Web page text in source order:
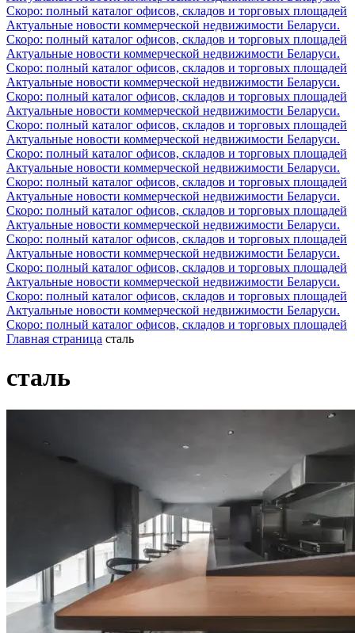
Скоро: полный каталог офисов, складов и торговых площадей
Актуальные новости коммерческой недвижимости Беларуси.
Скоро: полный каталог офисов, складов и торговых площадей
Актуальные новости коммерческой недвижимости Беларуси.
Скоро: полный каталог офисов, складов и торговых площадей
Актуальные новости коммерческой недвижимости Беларуси.
Скоро: полный каталог офисов, складов и торговых площадей
Актуальные новости коммерческой недвижимости Беларуси.
Скоро: полный каталог офисов, складов и торговых площадей
Актуальные новости коммерческой недвижимости Беларуси.
Скоро: полный каталог офисов, складов и торговых площадей
Актуальные новости коммерческой недвижимости Беларуси.
Скоро: полный каталог офисов, складов и торговых площадей
Актуальные новости коммерческой недвижимости Беларуси.
Скоро: полный каталог офисов, складов и торговых площадей
Актуальные новости коммерческой недвижимости Беларуси.
Скоро: полный каталог офисов, складов и торговых площадей
Актуальные новости коммерческой недвижимости Беларуси.
Скоро: полный каталог офисов, складов и торговых площадей
Актуальные новости коммерческой недвижимости Беларуси.
Скоро: полный каталог офисов, складов и торговых площадей
Актуальные новости коммерческой недвижимости Беларуси.
Скоро: полный каталог офисов, складов и торговых площадей
Главная страница сталь
сталь